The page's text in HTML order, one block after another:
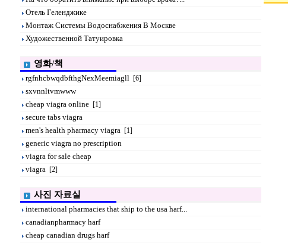
Отель Геленджике
Монтаж Системы Водоснабжения В Москве
Художественной Татуировка
영화/책
rgfnhcbwqdbfthgNexMeemiagll [6]
sxvnnltvmwww
cheap viagra online [1]
secure tabs viagra
men's health pharmacy viagra [1]
generic viagra no prescription
viagra for sale cheap
viagra [2]
사진 자료실
international pharmacies that ship to the usa harf...
canadianpharmacy harf
cheap canadian drugs harf